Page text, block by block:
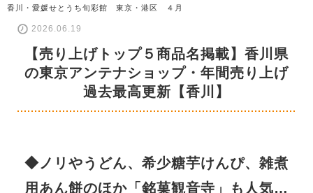
香川・愛媛せとうち旬彩館 東京・港区 ４月
2026.06.19
【売り上げトップ５商品名掲載】香川県
の東京アンテナショップ・年間売り上げ
過去最高更新【香川】
◆ノリやうどん、希少糖芋けんぴ、雑煮
用あん餅のほか「銘菓観音寺」も人気…